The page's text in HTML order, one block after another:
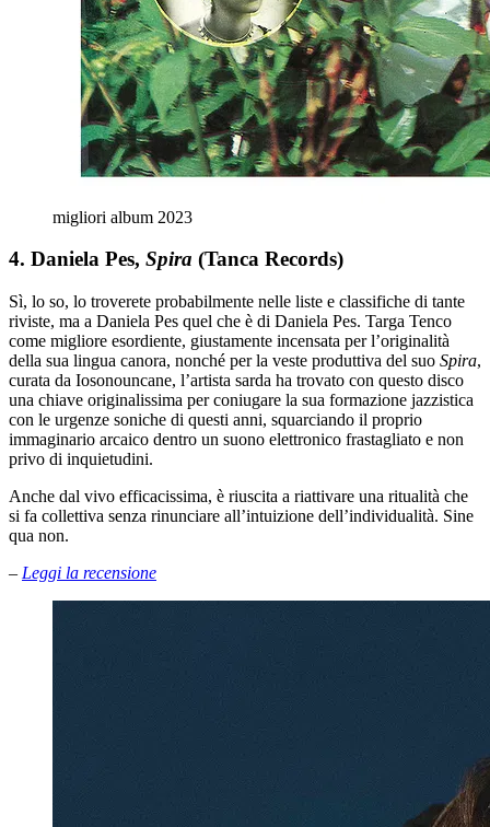
migliori album 2023
4. Daniela Pes, Spira (Tanca Records)
Sì, lo so, lo troverete probabilmente nelle liste e classifiche di tante
riviste, ma a Daniela Pes quel che è di Daniela Pes. Targa Tenco
come migliore esordiente, giustamente incensata per l’originalità
della sua lingua canora, nonché per la veste produttiva del suo Spira,
curata da Iosonouncane, l’artista sarda ha trovato con questo disco
una chiave originalissima per coniugare la sua formazione jazzistica
con le urgenze soniche di questi anni, squarciando il proprio
immaginario arcaico dentro un suono elettronico frastagliato e non
privo di inquietudini.
Anche dal vivo efficacissima, è riuscita a riattivare una ritualità che
si fa collettiva senza rinunciare all’intuizione dell’individualità. Sine
qua non.
– Leggi la recensione